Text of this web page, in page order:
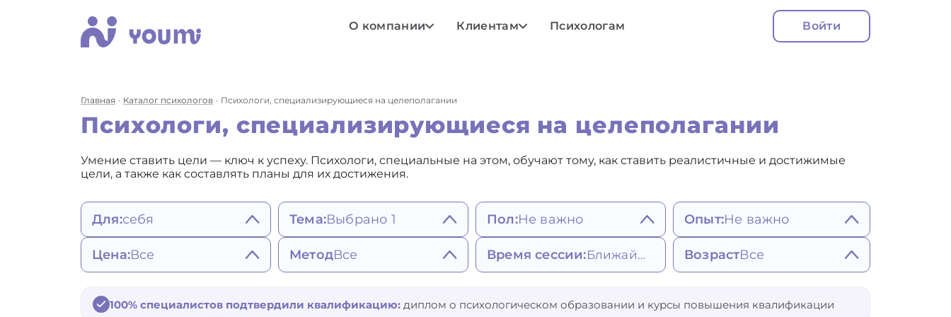
О компании Клиентам Психологам Войти
Главная Каталог психологов Психологи, специализирующиеся на целеполагании
Психологи, специализирующиеся на целеполагании
Умение ставить цели — ключ к успеху. Психологи, специальные на этом, обучают тому, как ставить реалистичные и достижимые
цели, а также как составлять планы для их достижения.
Для:себя
себя
женщины
мужчины
подростка
Тема:Выбрано 1
Состояния, мысли,
поведение
состояние
Негативные эмоции,
Вредные привычки
Пол:Не важно
Не важно
Мужской
Женский
Опыт:Не важно
Не важно
Более 5 лет
Более 7 лет
Цена:Все
3500 - 4900 ₽
от 5000 ₽
МетодВсе
Когнитивно-
поведенческая терапия (в
Время сессии: Ближайшее ВозрастВсе
100% специалистов подтвердили квалификацию: диплом о психологическом образовании и курсы повышения квалификации